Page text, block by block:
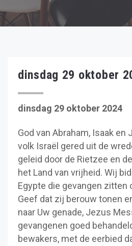
dinsdag 29 oktober
dinsdag 29 oktober 2024
God van Abraham, Isaak en
volk Israël gered uit de
geleid door de Rietzee en
het Land van vrijheid. Wij
Egypte die gevangen zitten
Geef dat zij berouw tonen
naar Uw genade, Jezus
gevangenen goed
bewakers, met de eerbied